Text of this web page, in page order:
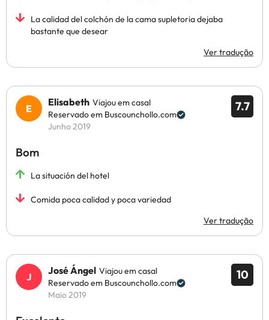
La calidad del colchón de la cama supletoria dejaba
bastante que desear
Ver tradução
7.7
Elisabeth Viajou em casal
Reservado em Buscounchollo.com
Junho 2019
Bom
La situación del hotel
Comida poca calidad y poca variedad
Ver tradução
10
José Ángel Viajou em casal
Reservado em Buscounchollo.com
Maio 2019